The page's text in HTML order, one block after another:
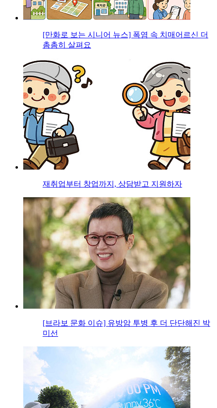
[만화로 보는 시니어 뉴스] 폭염 속 치매어르신 더
촘촘히 살펴요
재취업부터 창업까지, 상담받고 지원하자
[브라보 문화 이슈] 유방암 투병 후 더 단단해진 박
미선